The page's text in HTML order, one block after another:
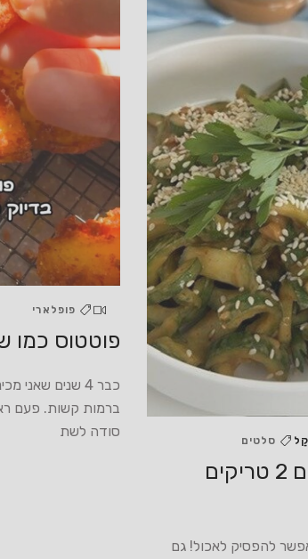
פופלארי
פוטטוס כמו
כבר 4 שנים
ברמות קשות. פעם
סודה לשת
קַל סלטים
סלט מלפפונים עם 2 טריקים
להפסיק לאכול! גם